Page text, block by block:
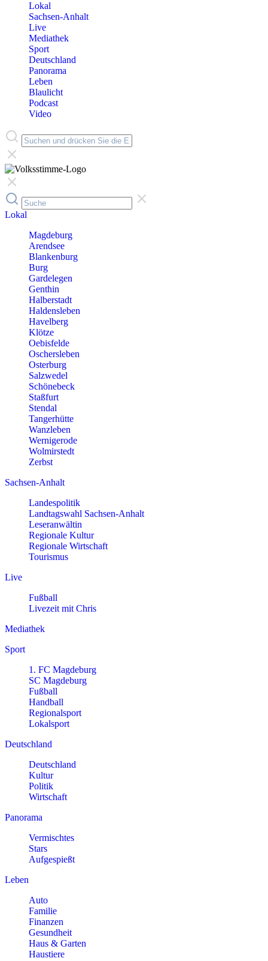
Lokal
Sachsen-Anhalt
Live
Mediathek
Sport
Deutschland
Panorama
Leben
Blaulicht
Podcast
Video
Lokal
Magdeburg
Arendsee
Blankenburg
Burg
Gardelegen
Genthin
Halberstadt
Haldensleben
Havelberg
Klötze
Oebisfelde
Oschersleben
Osterburg
Salzwedel
Schönebeck
Staßfurt
Stendal
Tangerhütte
Wanzleben
Wernigerode
Wolmirstedt
Zerbst
Sachsen-Anhalt
Landespolitik
Landtagswahl Sachsen-Anhalt
Leseranwältin
Regionale Kultur
Regionale Wirtschaft
Tourismus
Live
Fußball
Livezeit mit Chris
Mediathek
Sport
1. FC Magdeburg
SC Magdeburg
Fußball
Handball
Regionalsport
Lokalsport
Deutschland
Deutschland
Kultur
Politik
Wirtschaft
Panorama
Vermischtes
Stars
Aufgespießt
Leben
Auto
Familie
Finanzen
Gesundheit
Haus & Garten
Haustiere